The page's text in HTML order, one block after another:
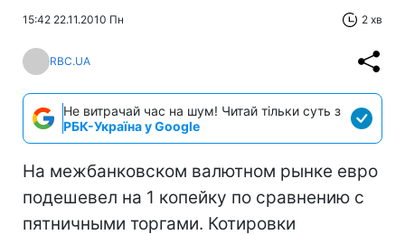
15:42 22.11.2010 Пн 2 хв
RBC.UA
Не витрачай час на шум! Читай тільки суть з
РБК-Україна у Google
На межбанковском валютном рынке евро
подешевел на 1 копейку по сравнению с
пятничными торгами. Котировки